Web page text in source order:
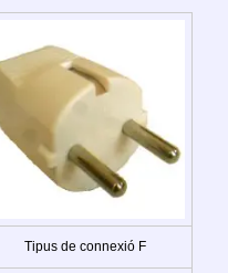
Tipus de connexió F